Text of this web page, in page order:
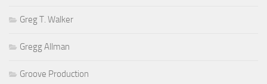
Greg T. Walker
Gregg Allman
Groove Production